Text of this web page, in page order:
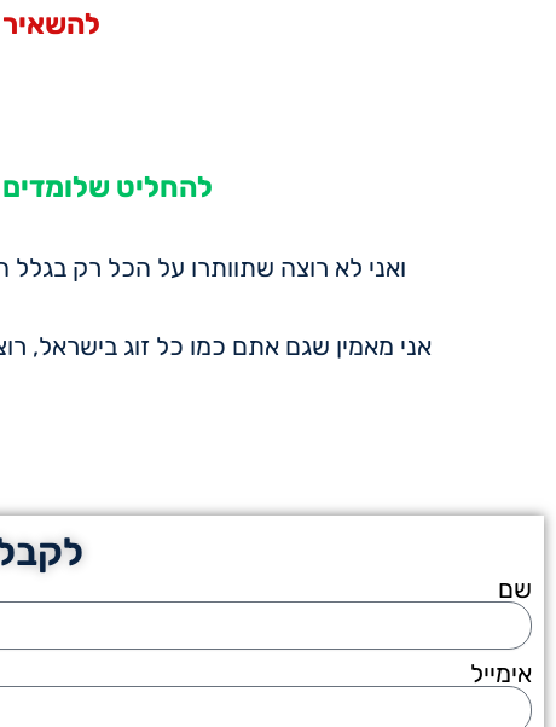
להחליט
ואני לא רוצה שתוותרו על הכל רק
אני מאמין שגם אתם כמו כל זוג בישראל,
שם
אימייל